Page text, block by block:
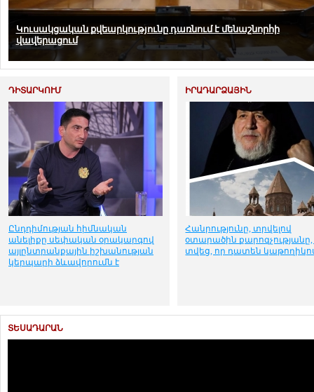
Էսպիսի ապաքաղաքական պառլամենտ միայն
հնարավոր տեսնել
ԴԻՏԱՐԿՈՒՄ
Ընդդիմության հիմնական
անելիքը սեփական օրակարգով
այլընտրանքային իշխանության
կերպարի ձևավորումն է
ԻՐԱԴԱՐՁԱՅԻՆ
Հանրությունը, տրվելով
օտարածին քարոզչությանը,
տվեց, որ դատեն
ՏԵՍԱԴԱՐԱՆ